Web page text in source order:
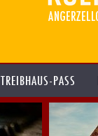
TREIBHAUS-PASS